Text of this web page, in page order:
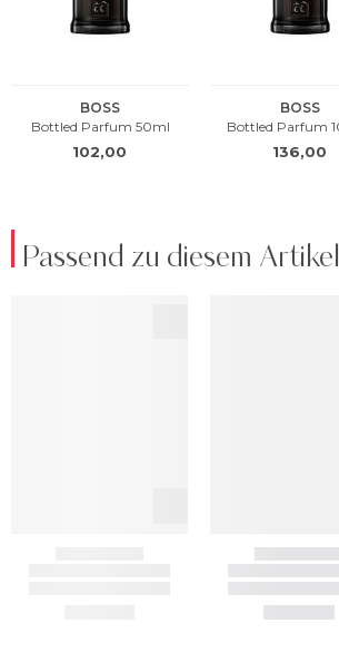
Passend zu diesem Artikel